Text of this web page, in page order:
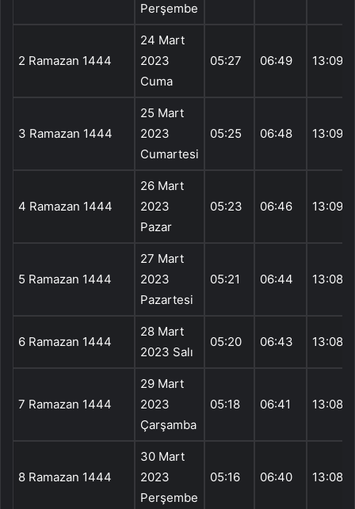
Perşembe
2 Ramazan 1444
24 Mart
2023
Cuma
05:27 06:49 13:09
3 Ramazan 1444
25 Mart
2023
Cumartesi
05:25 06:48 13:09
4 Ramazan 1444
26 Mart
2023
Pazar
05:23 06:46 13:09
5 Ramazan 1444
27 Mart
2023
Pazartesi
05:21 06:44 13:08
6 Ramazan 1444
28 Mart
2023 Salı
05:20 06:43 13:08
7 Ramazan 1444
29 Mart
2023
Çarşamba
05:18 06:41 13:08
8 Ramazan 1444
30 Mart
2023
Perşembe
05:16 06:40 13:08